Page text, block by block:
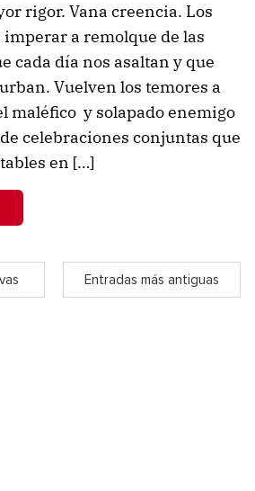
rigor. Vana creencia. Los
a remolque de las
cada día nos asaltan y que
Vuelven los temores a
maléfico y solapado enemigo
celebraciones conjuntas que
en […]
Entradas más antiguas